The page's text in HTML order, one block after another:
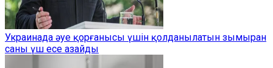
Украинада әуе қорғанысы үшін қолданылатын зымыран
саны үш есе азайды